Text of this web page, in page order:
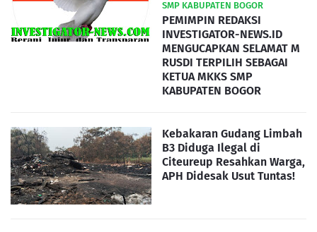
SMP KABUPATEN BOGOR
PEMIMPIN REDAKSI
INVESTIGATOR-NEWS.ID
MENGUCAPKAN SELAMAT M
RUSDI TERPILIH SEBAGAI
KETUA MKKS SMP
KABUPATEN BOGOR
Kebakaran Gudang Limbah
B3 Diduga Ilegal di
Citeureup Resahkan Warga,
APH Didesak Usut Tuntas!